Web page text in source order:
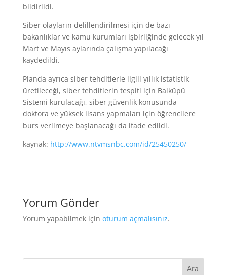
bildirildi.
Siber olayların delillendirilmesi için de bazı
bakanlıklar ve kamu kurumları işbirliğinde gelecek yıl
Mart ve Mayıs aylarında çalışma yapılacağı
kaydedildi.
Planda ayrıca siber tehditlerle ilgili yıllık istatistik
üretileceği, siber tehditlerin tespiti için Balküpü
Sistemi kurulacağı, siber güvenlik konusunda
doktora ve yüksek lisans yapmaları için öğrencilere
burs verilmeye başlanacağı da ifade edildi.
kaynak: http://www.ntvmsnbc.com/id/25450250/
Yorum Gönder
Yorum yapabilmek için oturum açmalısınız.